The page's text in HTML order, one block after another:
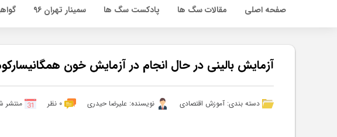
صفحه اصلی مقالات سگ ها پادکست سگ ها سمینار تهران 96
مقالات سگ ها
پادکست سگ هاآزمایش بالینی در حال انجام در آزمایش خون
دسته بندی: آموزش اقتصادی نویسنده: علیرضا حیدری 0 نظر منتشر شده در 18